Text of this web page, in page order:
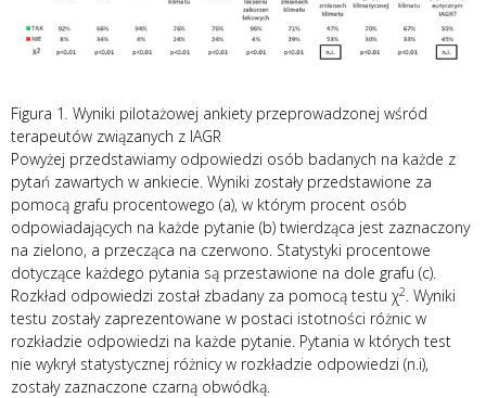
Figura 1. Wyniki pilotażowej ankiety przeprowadzonej wśród
terapeutów związanych z IAGR
Powyżej przedstawiamy odpowiedzi osób badanych na każde z
pytań zawartych w ankiecie. Wyniki zostały przedstawione za
pomocą grafu procentowego (a), w którym procent osób
odpowiadających na każde pytanie (b) twierdząca jest zaznaczony
na zielono, a przecząca na czerwono. Statystyki procentowe
dotyczące każdego pytania są przestawione na dole grafu (c).
Rozkład odpowiedzi został zbadany za pomocą testu χ2. Wyniki
testu zostały zaprezentowane w postaci istotności różnic w
rozkładzie odpowiedzi na każde pytanie. Pytania w których test
nie wykrył statystycznej różnicy w rozkładzie odpowiedzi (n.i),
zostały zaznaczone czarną obwódką.